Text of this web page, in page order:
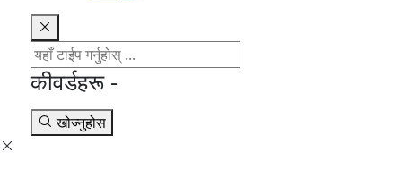
कीवर्डहरू -
खोज्नुहोस